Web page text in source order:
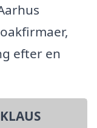
efter en